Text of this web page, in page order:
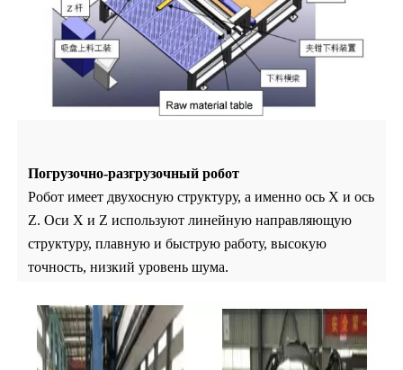
Погрузочно-разгрузочный робот
Робот имеет двухосную структуру, а именно ось X и ось
Z. Оси X и Z используют линейную направляющую
структуру, плавную и быструю работу, высокую
точность, низкий уровень шума.